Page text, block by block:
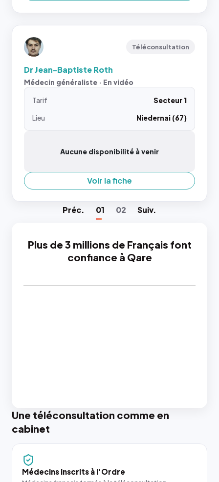
Téléconsultation
Dr Jean-Baptiste Roth
Médecin généraliste · En vidéo
Tarif
Secteur 1
Lieu
Niedernai (67)
Aucune disponibilité à venir
Voir la fiche
Préc. 01 02 Suiv.
Plus de 3 millions de Français font
confiance à Qare
Une téléconsultation comme en
cabinet
Médecins inscrits à l'Ordre